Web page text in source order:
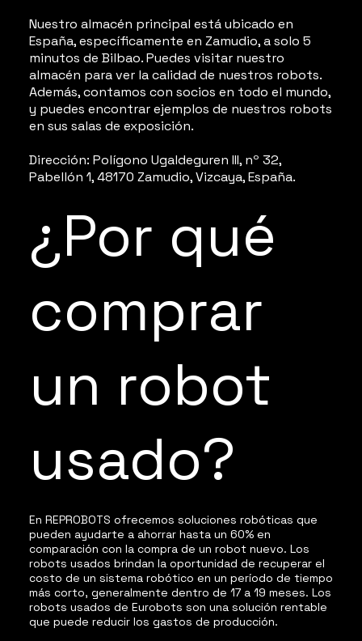
Nuestro almacén principal está ubicado en
España, específicamente en Zamudio, a solo 5
minutos de Bilbao. Puedes visitar nuestro
almacén para ver la calidad de nuestros robots.
Además, contamos con socios en todo el mundo,
y puedes encontrar ejemplos de nuestros robots
en sus salas de exposición.
Dirección: Polígono Ugaldeguren III, nº 32,
Pabellón 1, 48170 Zamudio, Vizcaya, España.
En REPROBOTS ofrecemos soluciones robóticas que
pueden ayudarte a ahorrar hasta un 60% en
comparación con la compra de un robot nuevo. Los
robots usados brindan la oportunidad de recuperar el
costo de un sistema robótico en un período de tiempo
más corto, generalmente dentro de 17 a 19 meses. Los
robots usados de Eurobots son una solución rentable
que puede reducir los gastos de producción.
¿Por qué
comprar
un robot
usado?